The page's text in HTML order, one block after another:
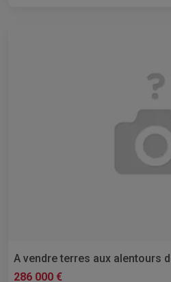
A vendre terres aux alentours
286 000 €